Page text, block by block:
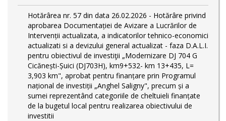
Hotărârea nr. 57 din data 26.02.2026 - Hotărâre privind
aprobarea Documentației de Avizare a Lucrărilor de
Intervenții actualizata, a indicatorilor tehnico-economici
actualizati si a devizului general actualizat - faza D.A.L.I.
pentru obiectivul de investiţii „Modernizare DJ 704 G
Cicănești-Șuici (DJ703H), km9+532- km 13+435, L=
3,903 km", aprobat pentru finanțare prin Programul
național de investiții „Anghel Saligny", precum și a
sumei reprezentând categoriile de cheltuieli finanțate
de la bugetul local pentru realizarea obiectivului de
investitii